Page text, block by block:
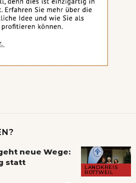
LANDKREIS
ROTTWEIL
neue Wege:
statt